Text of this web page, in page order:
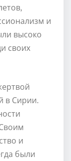
и
высоко
своих
в Сирии.
и
были